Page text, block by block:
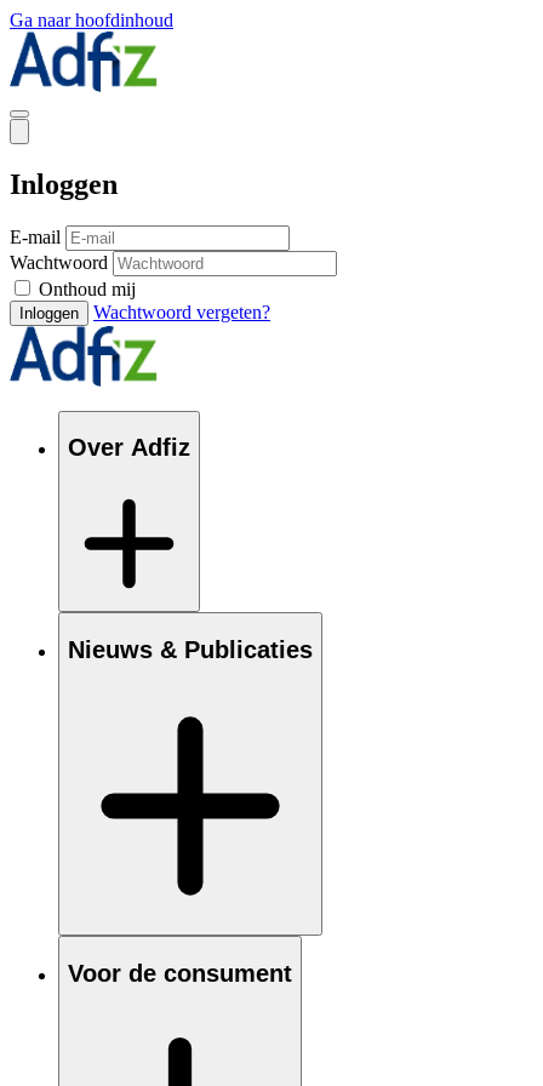
Ga naar hoofdinhoud
Inloggen
E-mail
Wachtwoord
Onthoud mij
Inloggen Wachtwoord vergeten?
Over Adfiz
Nieuws & Publicaties
Voor de consument